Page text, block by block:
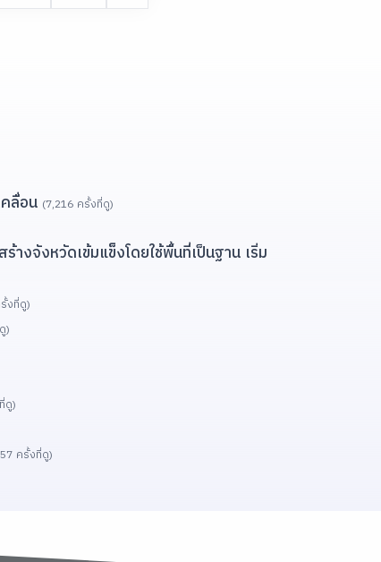
ลื่อน (7,216 ครั้งที่ดู)
งจังหวัดเข้มแข็งโดยใช้พื้นที่เป็นฐาน เริ่ม
งที่ดู)
)
ดู)
ครั้งที่ดู)